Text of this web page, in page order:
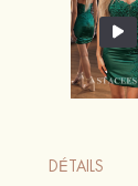
DÉTAILS